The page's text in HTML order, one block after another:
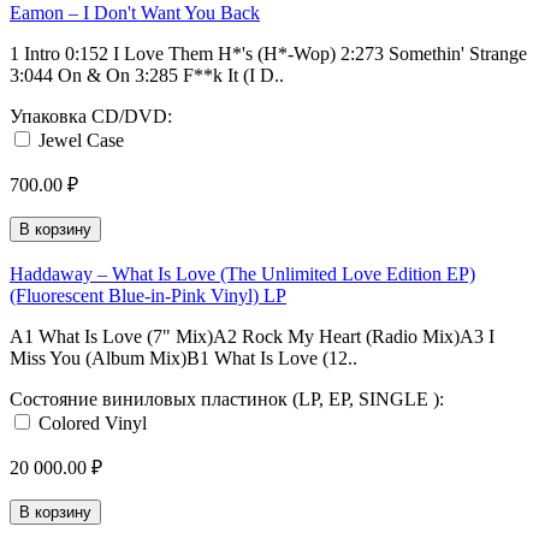
Eamon ‎– I Don't Want You Back
1 Intro 0:152 I Love Them H*'s (H*-Wop) 2:273 Somethin' Strange
3:044 On & On 3:285 F**k It (I D..
Упаковка CD/DVD:
Jewel Case
700.00 ₽
В корзину
Haddaway – What Is Love (The Unlimited Love Edition EP)
(Fluorescent Blue-in-Pink Vinyl) LP
A1 What Is Love (7" Mix)A2 Rock My Heart (Radio Mix)A3 I
Miss You (Album Mix)B1 What Is Love (12..
Состояние виниловых пластинок (LP, EP, SINGLE ):
Colored Vinyl
20 000.00 ₽
В корзину